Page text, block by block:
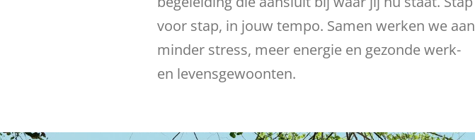
voor stap, in jouw tempo. Samen werken we aan
minder stress, meer energie en gezonde werk-
en levensgewoonten.